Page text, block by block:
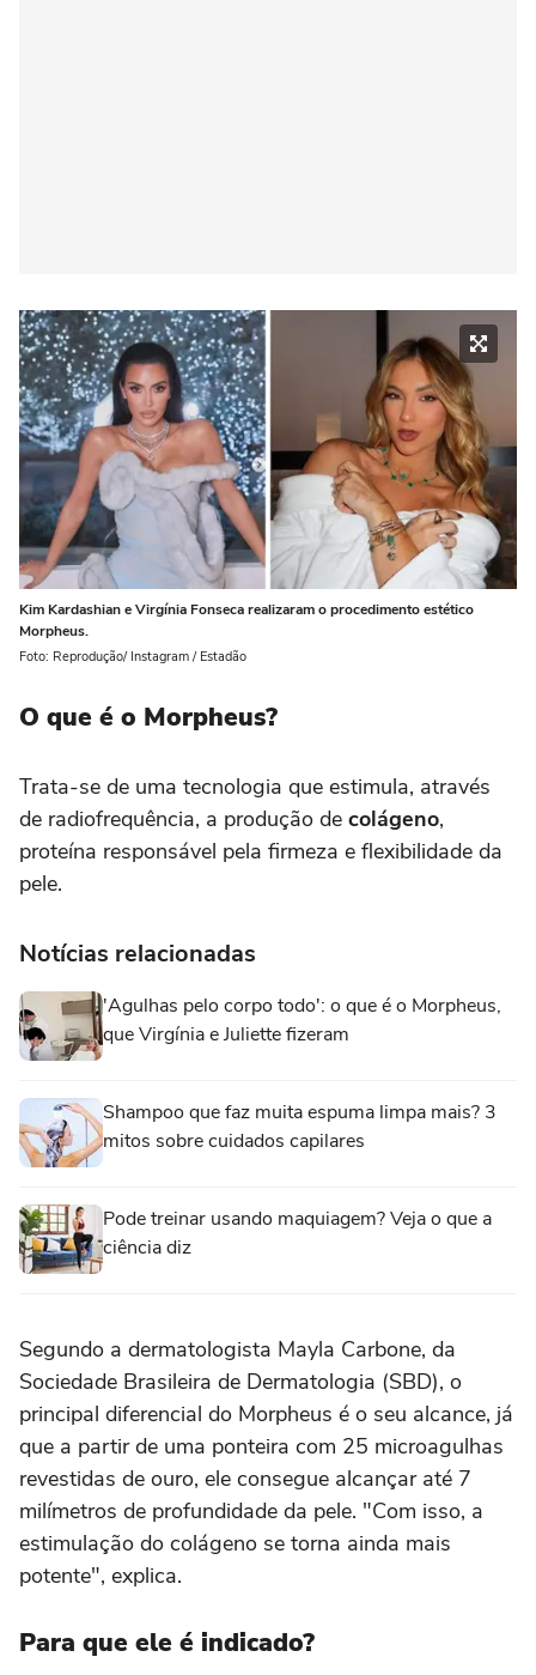
Kim Kardashian e Virgínia Fonseca realizaram o procedimento estético
Morpheus.
Foto: Reprodução/ Instagram / Estadão
O que é o Morpheus?
Trata-se de uma tecnologia que estimula, através
de radiofrequência, a produção de colágeno,
proteína responsável pela firmeza e flexibilidade da
pele.
Notícias relacionadas
'Agulhas pelo corpo todo': o que é o Morpheus,
que Virgínia e Juliette fizeram
Shampoo que faz muita espuma limpa mais? 3
mitos sobre cuidados capilares
Pode treinar usando maquiagem? Veja o que a
ciência diz
Segundo a dermatologista Mayla Carbone, da
Sociedade Brasileira de Dermatologia (SBD), o
principal diferencial do Morpheus é o seu alcance, já
que a partir de uma ponteira com 25 microagulhas
revestidas de ouro, ele consegue alcançar até 7
milímetros de profundidade da pele. "Com isso, a
estimulação do colágeno se torna ainda mais
potente", explica.
Para que ele é indicado?